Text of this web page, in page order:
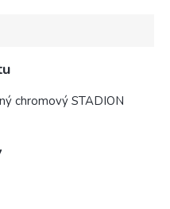
chromový STADION